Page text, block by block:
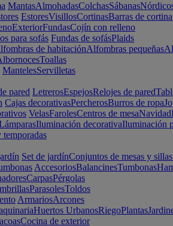
MantasAlmohadasColchasSábanas
EstoresVisillosCortinasBarras de cortina
ExteriorFundasCojín con relleno
para sofás Fundas de sofásPlaids
de habitaciónAlfombras pequeñas
Toallas
MantelesServilletas
pared LetrerosEspejosRelojes de pared
Cajas decorativasPercherosBurros de ropa
VelasFarolesCentros de mesaNavidad
Iluminación decorativaIluminación
temporadas
Set de jardínConjuntos de mesas y
AccesoriosBalancinesTumbonas
CarpasPérgolas
ParasolesToldos
ArmariosArcones
Huertos UrbanosRiegoPlantas
Cocina de exterior